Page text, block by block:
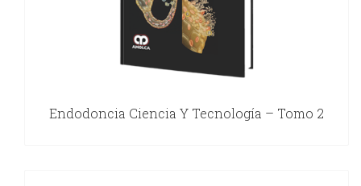
Endodoncia Ciencia Y Tecnología – Tomo 2